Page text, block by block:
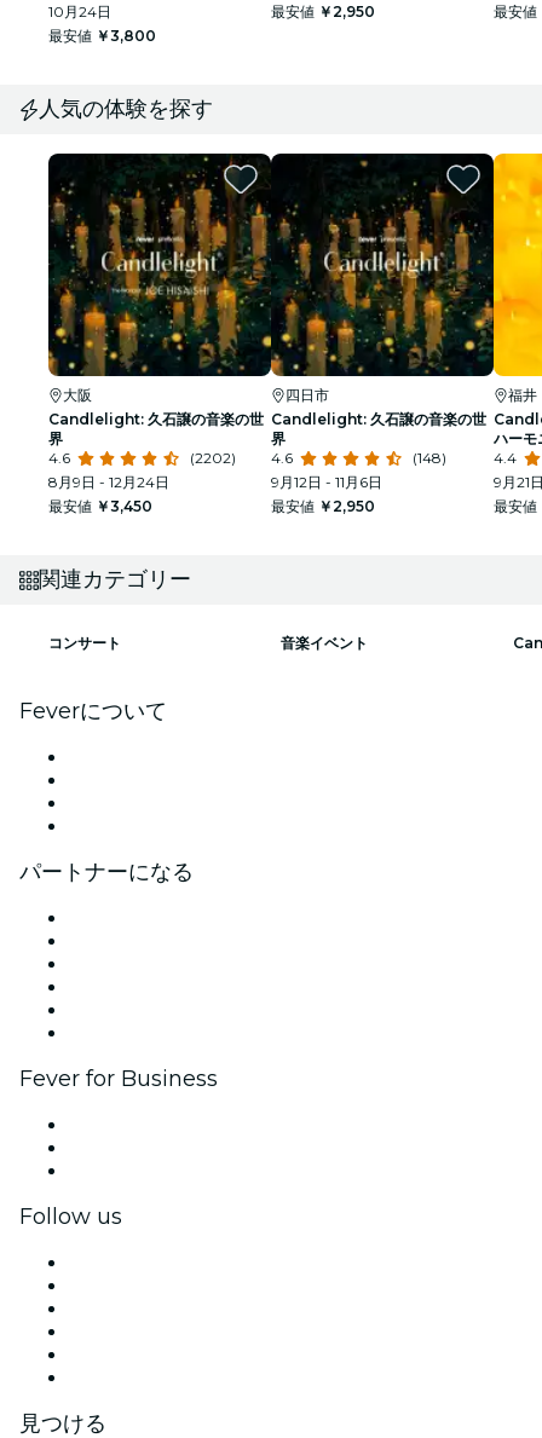
10月24日
最安値 ￥3,800
最安値 ￥2,950
最安値
人気の体験を探す
大阪
Candlelight: 久石譲の音楽の世
界
4.6
(2202)
8月9日 - 12月24日
最安値 ￥3,450
四日市
Candlelight: 久石譲の音楽の世
界
4.6
(148)
9月12日 - 11月6日
最安値 ￥2,950
福井
ハーモ
4.4
9月21
最安値
関連カテゴリー
コンサート 音楽イベント
Feverについて
パートナーになる
Fever for Business
Follow us
見つける